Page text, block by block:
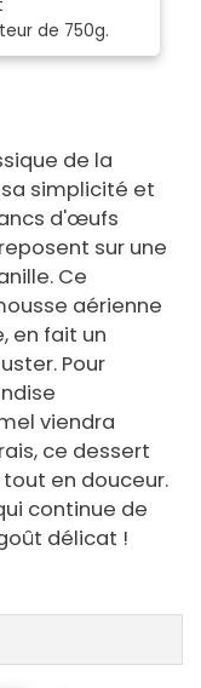
de 750g.
de la
simplicité et
d'œufs
sur une
Ce
aérienne
en fait un
Pour
viendra
ce dessert
en douceur.
continue de
délicat !